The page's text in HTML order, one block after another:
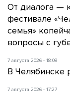
От диалога —
фестивале
семья»
вопросы с
7 августа 2026 - 18:08
В Челябинске
7 августа 2026 - 17:27